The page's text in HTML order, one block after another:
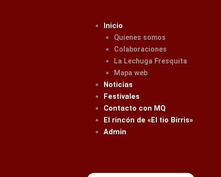
Inicio
Quienes somos
Colaboraciones
La Lechuga Fresquita
Mapa web
Noticias
Festivales
Contacto con MQ
El rincón de «El tio Birris»
Admin